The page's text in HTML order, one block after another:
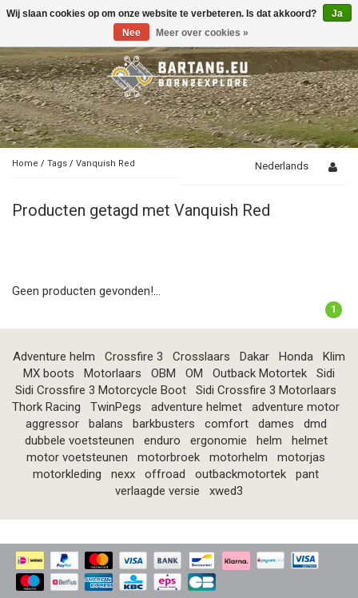
Toggle
Home / Tags / Vanquish Red Nederlands
Producten getagd met Vanquish Red
Geen producten gevonden!...
1
Adventure helm Crossfire 3 Crosslaars Dakar Honda
Klim
MX boots
Motorlaars OBM OM Outback Motortek
Sidi
Sidi Crossfire 3 Motorcycle Boot
Sidi Crossfire 3 Motorlaars
Thork Racing
TwinPegs adventure helmet
adventure motor
aggressor
balans barkbusters comfort dames
dmd
dubbele voetsteunen
enduro ergonomie helm
helmet
motor voetsteunen
motorbroek motorhelm
motorjas
motorkleding
nexx offroad outbackmotortek
pant
verlaagde versie
xwed3
Wij slaan cookies op om onze website te verbeteren. Is dat akkoord?
Ja
Nee
Meer over cookies »